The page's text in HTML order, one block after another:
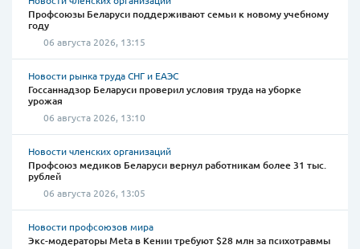
Профсоюзы Беларуси поддерживают семьи к новому учебному
году
06 августа 2026, 13:15
Новости рынка труда СНГ и ЕАЭС
Госсаннадзор Беларуси проверил условия труда на уборке
урожая
06 августа 2026, 13:10
Новости членских организаций
Профсоюз медиков Беларуси вернул работникам более 31 тыс.
рублей
06 августа 2026, 13:05
Новости профсоюзов мира
Экс-модераторы Meta в Кении требуют $28 млн за психотравмы